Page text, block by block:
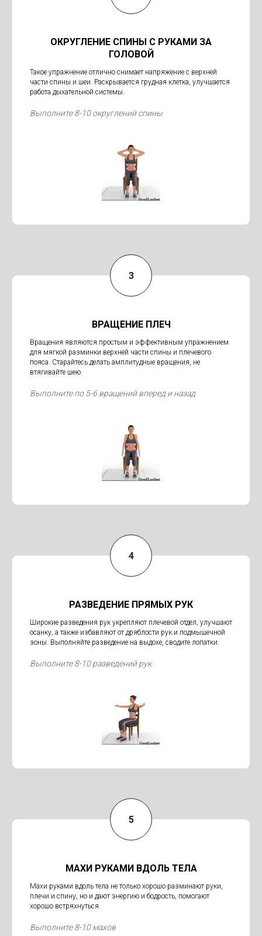
ОКРУГЛЕНИЕ СПИНЫ С РУКАМИ ЗА
ГОЛОВОЙ
Такое упражнение отлично снимает напряжение с верхней
части спины и шеи. Раскрывается грудная клетка, улучшается
работа дыхательной системы.
Выполните 8-10 округлений спины
ВРАЩЕНИЕ ПЛЕЧ
Вращения являются простым и эффективным упражнением
для мягкой разминки верхней части спины и плечевого
пояса. Старайтесь делать амплитудные вращения, не
втягивайте шею.
Выполните по 5-6 вращений вперед и назад
РАЗВЕДЕНИЕ ПРЯМЫХ РУК
Широкие разведения рук укрепляют плечевой отдел, улучшают
осанку, а также избавляют от дряблости рук и подмышечной
зоны. Выполняйте разведение на выдохе, сводите лопатки.
Выполните 8-10 разведений рук
МАХИ РУКАМИ ВДОЛЬ ТЕЛА
Махи руками вдоль тела не только хорошо разминают руки,
плечи и спину, но и дают энергию и бодрость, помогают
хорошо встряхнуться.
Выполните 8-10 махов